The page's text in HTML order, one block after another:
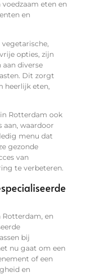
eten en
en
vegetarische,
opties, zijn
diverse
Dit zorgt
heerlijk eten,
Rotterdam ook
aan, waardoor
menu dat
gezonde
van
te verbeteren.
en
bij
nu gaat om een
of een
en